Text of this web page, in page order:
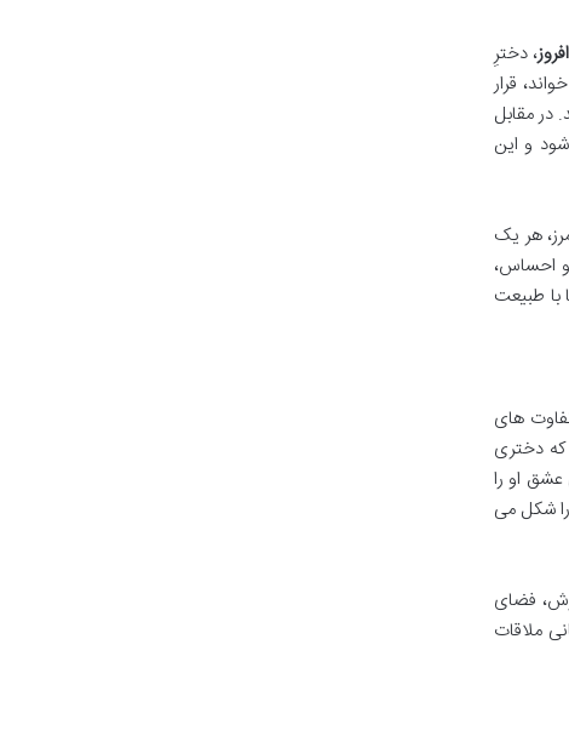
، دخترِ
قرار
در مقابل
و این
هر یک
احساس،
با طبیعت
های
که دختری
او را
شکل می
فضای
ملاقات